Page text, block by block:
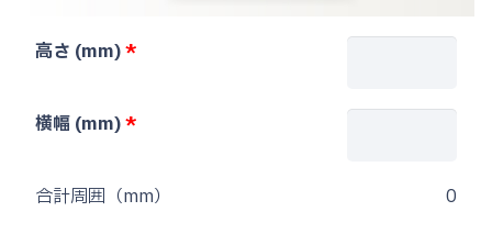
高さ (mm)
横幅 (mm)
合計周囲（mm） 0